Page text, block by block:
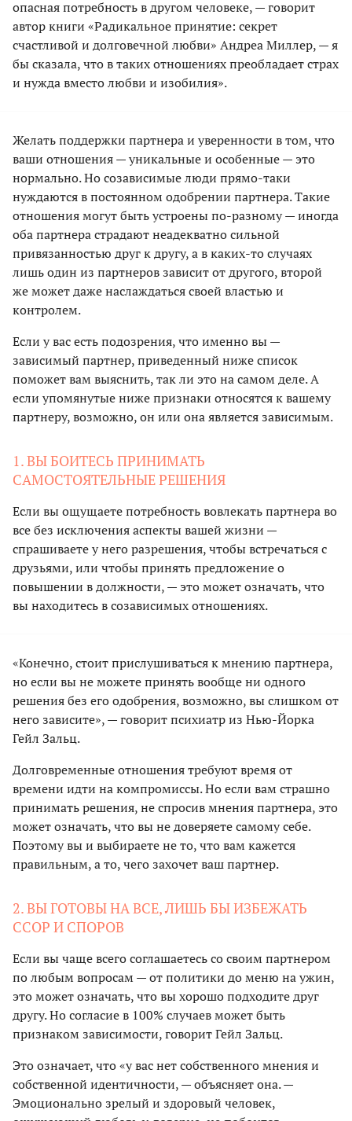
опасная потребность в другом человеке, — говорит
автор книги «Радикальное принятие: секрет
счастливой и долговечной любви» Андреа Миллер, — я
бы сказала, что в таких отношениях преобладает страх
и нужда вместо любви и изобилия».
Желать поддержки партнера и уверенности в том, что
ваши отношения — уникальные и особенные — это
нормально. Но созависимые люди прямо-таки
нуждаются в постоянном одобрении партнера. Такие
отношения могут быть устроены по-разному — иногда
оба партнера страдают неадекватно сильной
привязанностью друг к другу, а в каких-то случаях
лишь один из партнеров зависит от другого, второй
же может даже наслаждаться своей властью и
контролем.
Если у вас есть подозрения, что именно вы —
зависимый партнер, приведенный ниже список
поможет вам выяснить, так ли это на самом деле. А
если упомянутые ниже признаки относятся к вашему
партнеру, возможно, он или она является зависимым.
1. ВЫ БОИТЕСЬ ПРИНИМАТЬ
САМОСТОЯТЕЛЬНЫЕ РЕШЕНИЯ
Если вы ощущаете потребность вовлекать партнера во
все без исключения аспекты вашей жизни —
спрашиваете у него разрешения, чтобы встречаться с
друзьями, или чтобы принять предложение о
повышении в должности, — это может означать, что
вы находитесь в созависимых отношениях.
«Конечно, стоит прислушиваться к мнению партнера,
но если вы не можете принять вообще ни одного
решения без его одобрения, возможно, вы слишком от
него зависите», — говорит психиатр из Нью-Йорка
Гейл Зальц.
Долговременные отношения требуют время от
времени идти на компромиссы. Но если вам страшно
принимать решения, не спросив мнения партнера, это
может означать, что вы не доверяете самому себе.
Поэтому вы и выбираете не то, что вам кажется
правильным, а то, чего захочет ваш партнер.
2. ВЫ ГОТОВЫ НА ВСЕ, ЛИШЬ БЫ ИЗБЕЖАТЬ
ССОР И СПОРОВ
Если вы чаще всего соглашаетесь со своим партнером
по любым вопросам — от политики до меню на ужин,
это может означать, что вы хорошо подходите друг
другу. Но согласие в 100% случаев может быть
признаком зависимости, говорит Гейл Зальц.
Это означает, что «у вас нет собственного мнения и
собственной идентичности, — объясняет она. —
Эмоционально зрелый и здоровый человек,